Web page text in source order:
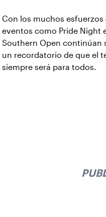
Con los muchos esfuerzos
eventos como Pride Night
Southern Open continúan
un recordatorio de que el
siempre será para todos.